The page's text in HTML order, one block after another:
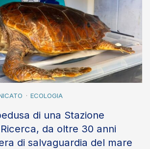
ECOLOGIA
di una Stazione
da oltre 30 anni
di salvaguardia del mare